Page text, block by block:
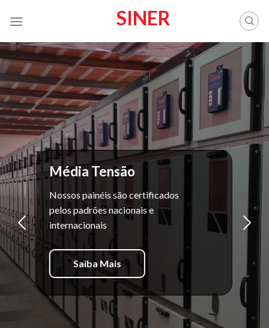
SINER
Média Tensão
Nossos painéis são certificados
pelos padrões nacionais e
internacionais
Saiba Mais